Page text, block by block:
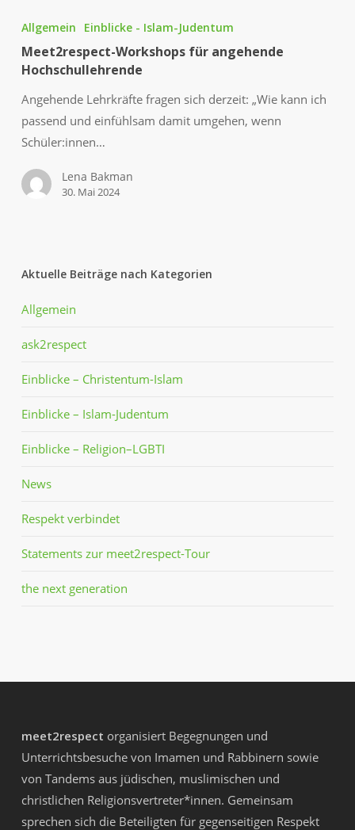
Workshops
angehende
Allgemein Einblicke - Islam-Judentum
Meet2respect-Workshops für angehende
Hochschullehrende
Angehende Lehrkräfte fragen sich derzeit: „Wie kann ich
passend und einfühlsam damit umgehen, wenn
Schüler:innen…
Lena Bakman
30. Mai 2024
Aktuelle Beiträge nach Kategorien
Allgemein
ask2respect
Einblicke – Christentum-Islam
Einblicke – Islam-Judentum
Einblicke – Religion–LGBTI
News
Respekt verbindet
Statements zur meet2respect-Tour
the next generation
meet2respect organisiert Begegnungen und
Unterrichtsbesuche von Imamen und Rabbinern sowie
von Tandems aus jüdischen, muslimischen und
christlichen Religionsvertreter*innen. Gemeinsam
sprechen sich die Beteiligten für gegenseitigen Respekt